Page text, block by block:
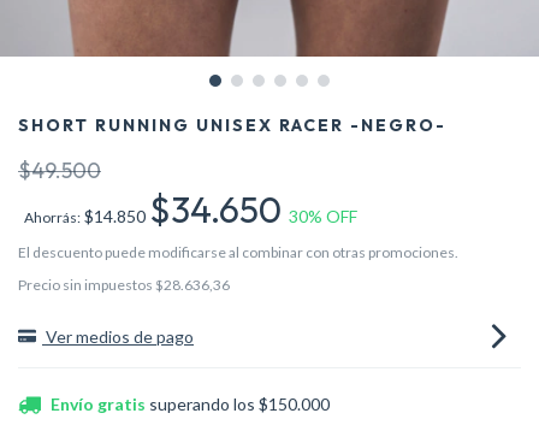
SHORT RUNNING UNISEX RACER -NEGRO-
$49.500
Ahorrás: $14.850 $34.650 30% OFF
El descuento puede modificarse al combinar con otras promociones.
Precio sin impuestos $28.636,36
Ver medios de pago
Envío gratis superando los $150.000